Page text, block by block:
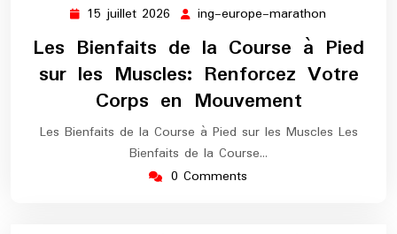
15 juillet 2026 15
juillet
2026
ing-europe-marathon
europe-
marathon
Les Bienfaits de la Course à Pied
sur les Muscles: Renforcez Votre
Corps en Mouvement
Les Bienfaits de la Course à Pied sur les Muscles Les
Bienfaits de la Course…
0 Comments